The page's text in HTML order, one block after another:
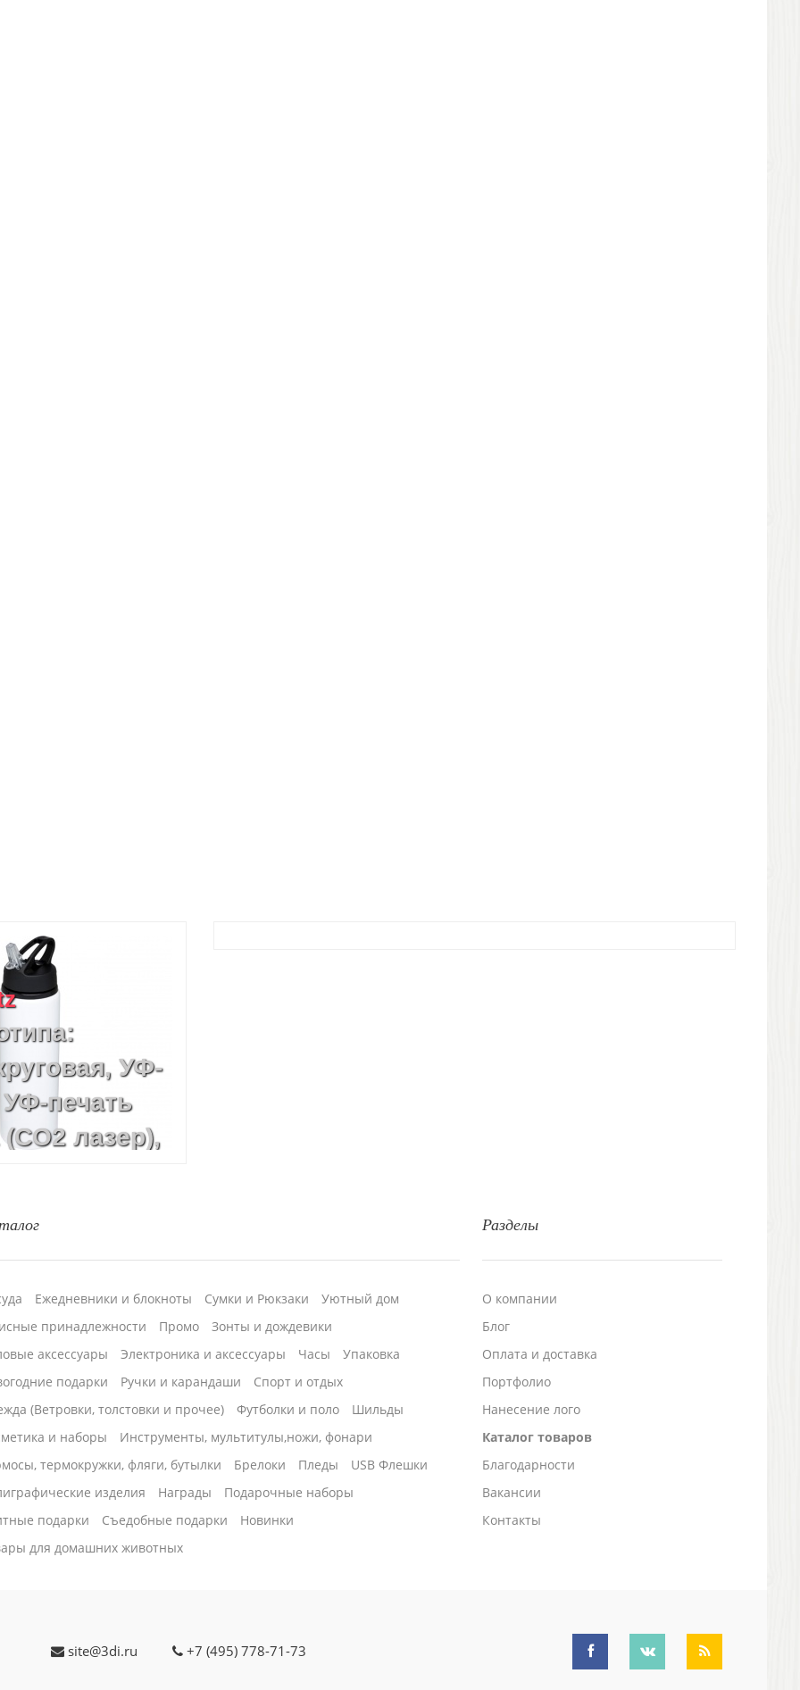
УФ-
печать
лазер),
Разделы
О компании
Блог
Оплата и доставка
Портфолио
Нанесение лого
Каталог товаров
Благодарности
Вакансии
Контакты
Ежедневники и блокноты Сумки и Рюкзаки
Уютный дом
принадлежности
Промо
Зонты и дождевики
аксессуары
Электроника и аксессуары Часы
Упаковка
подарки
Ручки и карандаши
Спорт и отдых
(Ветровки, толстовки и прочее)
Футболки и поло
Шильды
и наборы
Инструменты, мультитулы,ножи, фонари
термокружки, фляги, бутылки
Брелоки Пледы
USB Флешки
изделия
Награды
Подарочные наборы
подарки
Cъедобные подарки
Новинки
для домашних животных
site@3di.ru +7 (495) 778-71-73